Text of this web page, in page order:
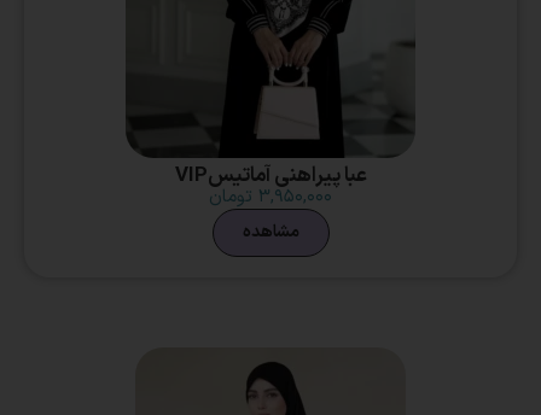
عبا پیراهنی آماتیسVIP
۳,۹۵۰,۰۰۰ تومان
مشاهده